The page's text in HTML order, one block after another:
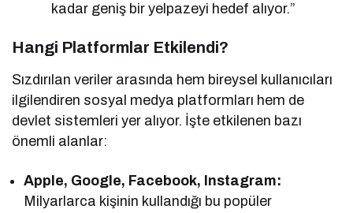
kadar geniş bir yelpazeyi hedef alıyor.”
Hangi Platformlar Etkilendi?
Sızdırılan veriler arasında hem bireysel kullanıcıları
ilgilendiren sosyal medya platformları hem de
devlet sistemleri yer alıyor. İşte etkilenen bazı
önemli alanlar:
Apple, Google, Facebook, Instagram:
Milyarlarca kişinin kullandığı bu popüler